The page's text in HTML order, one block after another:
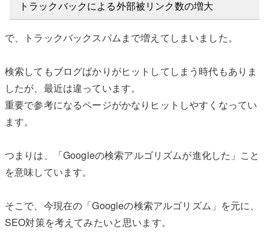
トラックバックによる外部被リンク数の増大
で、トラックバックスパムまで増えてしまいました。
検索してもブログばかりがヒットしてしまう時代もありま
したが、最近は違っています。
重要で参考になるページがかなりヒットしやすくなってい
ます。
つまりは、「Googleの検索アルゴリズムが進化した」こと
を意味しています。
そこで、今現在の「Googleの検索アルゴリズム」を元に、
SEO対策を考えてみたいと思います。